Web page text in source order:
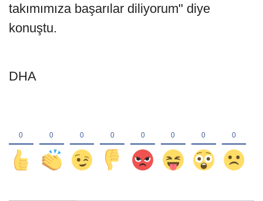
takımımıza başarılar diliyorum" diye
konuştu.
DHA